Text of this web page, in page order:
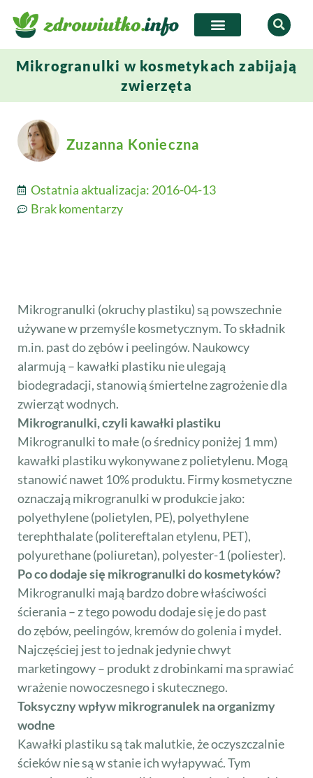
Mikrogranulki w kosmetykach zabijają
zwierzęta
Zuzanna Konieczna
Ostatnia aktualizacja: 2016-04-13
Brak komentarzy
Mikrogranulki (okruchy plastiku) są powszechnie
używane w przemyśle kosmetycznym. To składnik
m.in. past do zębów i peelingów. Naukowcy
alarmują – kawałki plastiku nie ulegają
biodegradacji, stanowią śmiertelne zagrożenie dla
zwierząt wodnych.
Mikrogranulki, czyli kawałki plastiku
Mikrogranulki to małe (o średnicy poniżej 1 mm)
kawałki plastiku wykonywane z polietylenu. Mogą
stanowić nawet 10% produktu. Firmy kosmetyczne
oznaczają mikrogranulki w produkcie jako:
polyethylene (polietylen, PE), polyethylene
terephthalate (politereftalan etylenu, PET),
polyurethane (poliuretan), polyester-1 (poliester).
Po co dodaje się mikrogranulki do kosmetyków?
Mikrogranulki mają bardzo dobre właściwości
ścierania – z tego powodu dodaje się je do past
do zębów, peelingów, kremów do golenia i mydeł.
Najczęściej jest to jednak jedynie chwyt
marketingowy – produkt z drobinkami ma sprawiać
wrażenie nowoczesnego i skutecznego.
Toksyczny wpływ mikrogranulek na organizmy
wodne
Kawałki plastiku są tak malutkie, że oczyszczalnie
ścieków nie są w stanie ich wyłapywać. Tym